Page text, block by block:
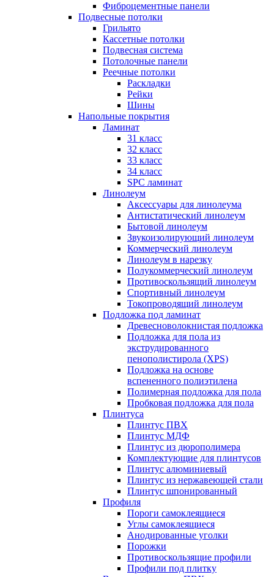
Фиброцементные панели
Подвесные потолки
Грильято
Кассетные потолки
Подвесная система
Потолочные панели
Реечные потолки
Раскладки
Рейки
Шины
Напольные покрытия
Ламинат
31 класс
32 класс
33 класс
34 класс
SPC ламинат
Линолеум
Аксессуары для линолеума
Антистатический линолеум
Бытовой линолеум
Звукоизолирующий линолеум
Коммерческий линолеум
Линолеум в нарезку
Полукоммерческий линолеум
Противоскользящий линолеум
Спортивный линолеум
Токопроводящий линолеум
Подложка под ламинат
Древесноволокнистая подложка
Подложка для пола из
экструдированного
пенополистирола (XPS)
Подложка на основе
вспененного полиэтилена
Полимерная подложка для пола
Пробковая подложка для пола
Плинтуса
Плинтус ПВХ
Плинтус МДФ
Плинтус из дюрополимера
Комплектующие для плинтусов
Плинтус алюминиевый
Плинтус из нержавеющей стали
Плинтус шпонированный
Профиля
Пороги самоклеящиеся
Углы самоклеящиеся
Анодированные уголки
Порожки
Противоскользящие профили
Профили под плитку